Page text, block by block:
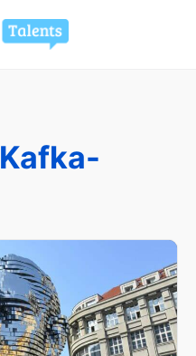
Kafka-